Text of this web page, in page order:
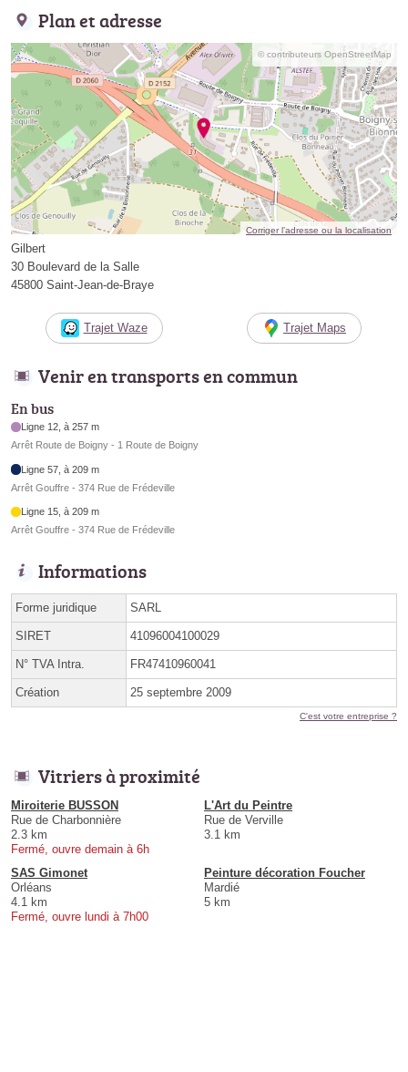
Plan et adresse
© contributeurs OpenStreetMap
Corriger l’adresse ou la localisation
Gilbert
30 Boulevard de la Salle
45800 Saint-Jean-de-Braye
Trajet Waze Trajet Maps
Venir en transports en commun
En bus
Ligne 12, à 257 m
Arrêt Route de Boigny - 1 Route de Boigny
Ligne 57, à 209 m
Arrêt Gouffre - 374 Rue de Frédeville
Ligne 15, à 209 m
Arrêt Gouffre - 374 Rue de Frédeville
Informations
Forme juridique SARL
SIRET 41096004100029
N° TVA Intra. FR47410960041
Création 25 septembre 2009
C'est votre entreprise ?
Vitriers à proximité
Miroiterie BUSSON
Rue de Charbonnière
2.3 km
Fermé, ouvre demain à 6h
L'Art du Peintre
Rue de Verville
3.1 km
SAS Gimonet
Orléans
4.1 km
Fermé, ouvre lundi à 7h00
Peinture décoration Foucher
Mardié
5 km